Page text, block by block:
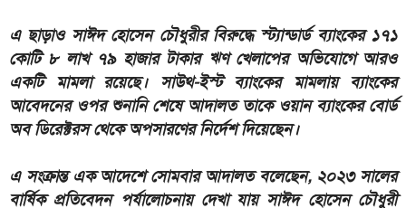
এ ছাড়াও সাঈদ হোসেন চৌধুরীর বিরুদ্ধে স্ট্যান্ডার্ড ব্যাংকের ১৭১
কোটি ৮ লাখ ৭৯ হাজার টাকার ঋণ খেলাপের অভিযোগে আরও
একটি মামলা রয়েছে। সাউথ-ইস্ট ব্যাংকের মামলায় ব্যাংকের
আবেদনের ওপর শুনানি শেষে আদালত তাকে ওয়ান ব্যাংকের বোর্ড
অব ডিরেক্টরস থেকে অপসারণের নির্দেশ দিয়েছেন।
এ সংক্রান্ত এক আদেশে সোমবার আদালত বলেছেন, ২০২৩ সালের
বার্ষিক প্রতিবেদন পর্যালোচনায় দেখা যায় সাঈদ হোসেন চৌধুরী